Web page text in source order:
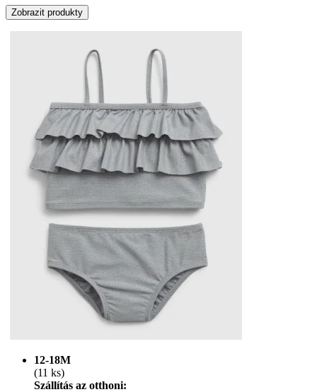
Zobrazit produkty
12-18M
(11 ks)
Szállítás az otthoni: